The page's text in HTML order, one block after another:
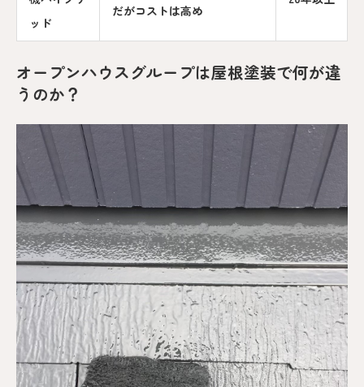
ッド
だがコストは高め
オープンハウスグループは屋根塗装で何が違
うのか？